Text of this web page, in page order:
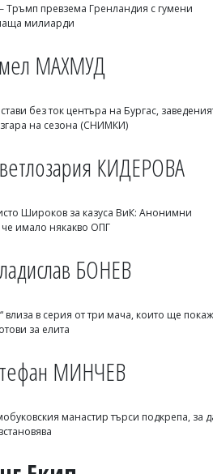
Тръмп превзема Гренландия с гумени
милиарди
МАХМУД
без ток центъра на Бургас,
на сезона (СНИМКИ)
КИДЕРОВА
Широков за казуса ВиК: Анонимни
че имало някакво ОПГ
БОНЕВ
влиза в серия от три мача, които ще
за елита
МИНЧЕВ
манастир търси подкрепа, за